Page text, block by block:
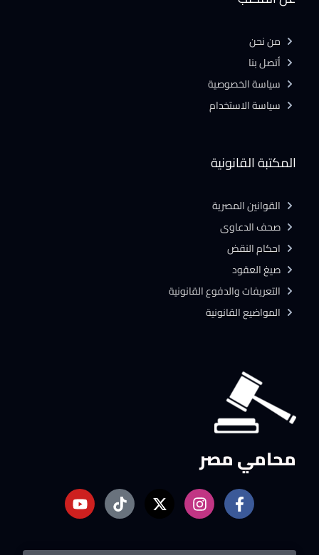
محامي مصر
المكتبة القانونية
القوانين المصرية
صحف الدعاوى
احكام النقض
صيغ العقود
التعريفات والدفوع القانونية
المواضيع القانونية
من نحن
أتصل بنا
سياسة الخصوصية
سياسة الاستخدام